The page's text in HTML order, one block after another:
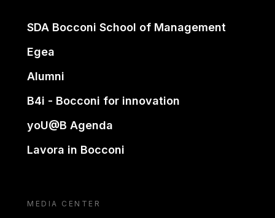
SDA Bocconi School of Management
Egea
Alumni
B4i - Bocconi for innovation
yoU@B Agenda
Lavora in Bocconi
MEDIA CENTER